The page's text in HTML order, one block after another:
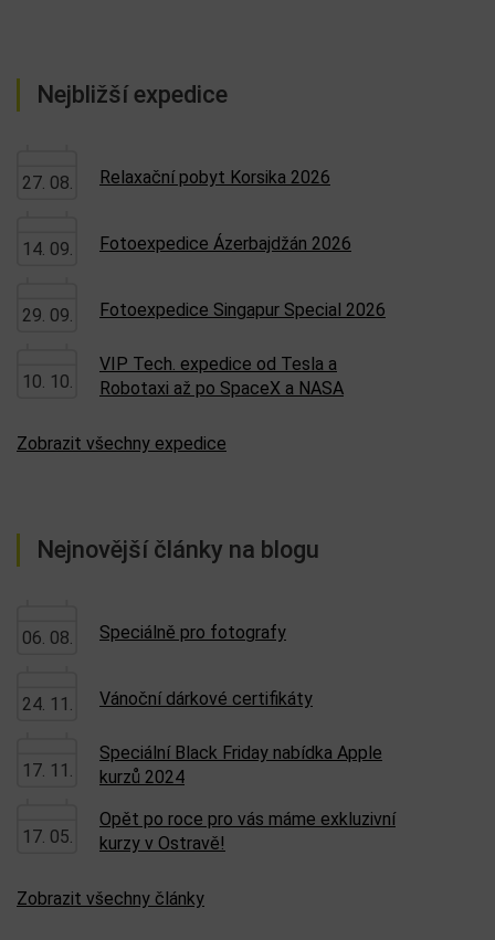
Nejbližší expedice
27. 08. Relaxační pobyt Korsika 2026
14. 09. Fotoexpedice Ázerbajdžán 2026
29. 09. Fotoexpedice Singapur Special 2026
10. 10.
VIP Tech. expedice od Tesla a
Robotaxi až po SpaceX a NASA
Zobrazit všechny expedice
Nejnovější články na blogu
06. 08. Speciálně pro fotografy
24. 11. Vánoční dárkové certifikáty
17. 11.
Speciální Black Friday nabídka Apple
kurzů 2024
17. 05.
Opět po roce pro vás máme exkluzivní
kurzy v Ostravě!
Zobrazit všechny články